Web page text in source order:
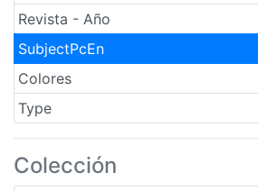
Revista - Año
SubjectPcEn
Colores
Type
Colección